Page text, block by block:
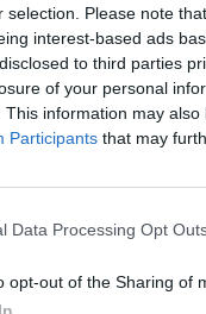
selection. Please note
interest-based ads
to third parties
of your personal
This information may
Participants that may
Data Processing Opt
opt-out of the Sharing of